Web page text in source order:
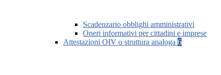
Scadenzario obblighi amministrativi
Oneri informativi per cittadini e imprese
Attestazioni OIV o struttura analoga 6